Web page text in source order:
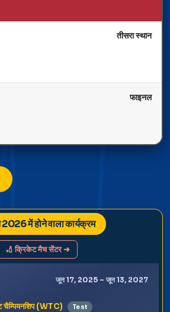
तीसरा स्थान
फाइनल
में होने वाला कार्यक्रम
🏏 क्रिकेट मैच सेंटर ➜
चैम्पियनशिप (WTC) Test
जून 17, 2025 – जून 13, 2027